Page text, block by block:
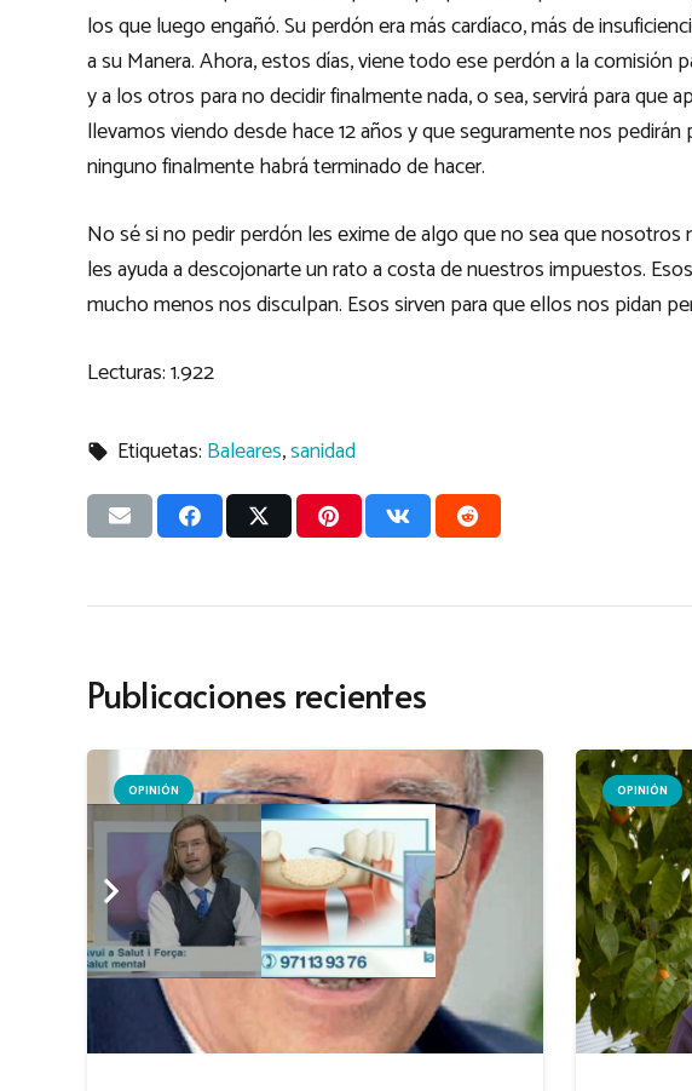
los que luego engañó. Su perdón era más cardíaco, más de
a su Manera. Ahora, estos días, viene todo ese perdón a la comisión
y a los otros para no decidir finalmente nada, o sea, servirá para que
llevamos viendo desde hace 12 años y que seguramente nos
ninguno finalmente habrá terminado de hacer.
No sé si no pedir perdón les exime de algo que no sea que
les ayuda a descojonarte un rato a costa de nuestros impuestos.
mucho menos nos disculpan. Esos sirven para que ellos nos pidan
Lecturas:1.922
local_offer Etiquetas: Baleares,sanidad
Publicaciones recientes
OPINIÓN OPINIÓN